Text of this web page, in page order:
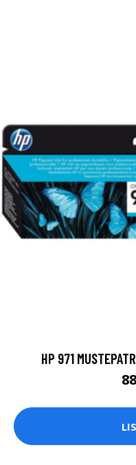
HP 971